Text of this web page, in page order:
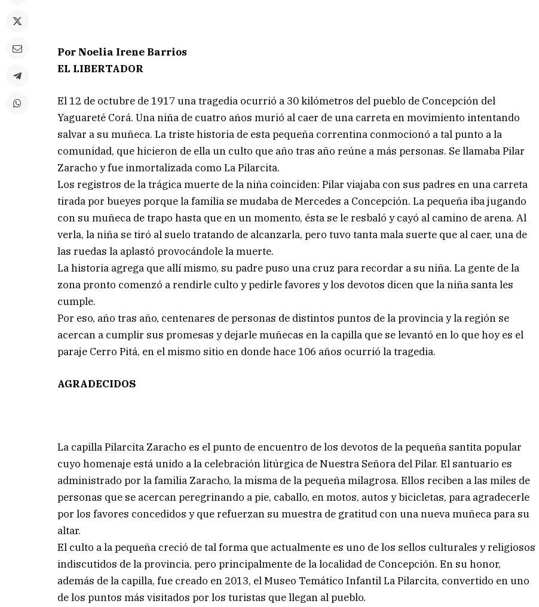
Por Noelia Irene Barrios
EL LIBERTADOR
El 12 de octubre de 1917 una tragedia ocurrió a 30 kilómetros del pueblo de Concepción del
Yaguareté Corá. Una niña de cuatro años murió al caer de una carreta en movimiento intentando
salvar a su muñeca. La triste historia de esta pequeña correntina conmocionó a tal punto a la
comunidad, que hicieron de ella un culto que año tras año reúne a más personas. Se llamaba Pilar
Zaracho y fue inmortalizada como La Pilarcita.
Los registros de la trágica muerte de la niña coinciden: Pilar viajaba con sus padres en una carreta
tirada por bueyes porque la familia se mudaba de Mercedes a Concepción. La pequeña iba jugando
con su muñeca de trapo hasta que en un momento, ésta se le resbaló y cayó al camino de arena. Al
verla, la niña se tiró al suelo tratando de alcanzarla, pero tuvo tanta mala suerte que al caer, una de
las ruedas la aplastó provocándole la muerte.
La historia agrega que allí mismo, su padre puso una cruz para recordar a su niña. La gente de la
zona pronto comenzó a rendirle culto y pedirle favores y los devotos dicen que la niña santa les
cumple.
Por eso, año tras año, centenares de personas de distintos puntos de la provincia y la región se
acercan a cumplir sus promesas y dejarle muñecas en la capilla que se levantó en lo que hoy es el
paraje Cerro Pitá, en el mismo sitio en donde hace 106 años ocurrió la tragedia.
AGRADECIDOS
La capilla Pilarcita Zaracho es el punto de encuentro de los devotos de la pequeña santita popular
cuyo homenaje está unido a la celebración litúrgica de Nuestra Señora del Pilar. El santuario es
administrado por la familia Zaracho, la misma de la pequeña milagrosa. Ellos reciben a las miles de
personas que se acercan peregrinando a pie, caballo, en motos, autos y bicicletas, para agradecerle
por los favores concedidos y que refuerzan su muestra de gratitud con una nueva muñeca para su
altar.
El culto a la pequeña creció de tal forma que actualmente es uno de los sellos culturales y religiosos
indiscutidos de la provincia, pero principalmente de la localidad de Concepción. En su honor,
además de la capilla, fue creado en 2013, el Museo Temático Infantil La Pilarcita, convertido en uno
de los puntos más visitados por los turistas que llegan al pueblo.